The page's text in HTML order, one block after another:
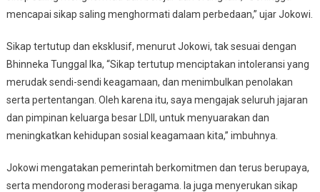
mencapai sikap saling menghormati dalam perbedaan,” ujar Jokowi.
Sikap tertutup dan eksklusif, menurut Jokowi, tak sesuai dengan
Bhinneka Tunggal Ika, “Sikap tertutup menciptakan intoleransi yang
merudak sendi-sendi keagamaan, dan menimbulkan penolakan
serta pertentangan. Oleh karena itu, saya mengajak seluruh jajaran
dan pimpinan keluarga besar LDII, untuk menyuarakan dan
meningkatkan kehidupan sosial keagamaan kita,” imbuhnya.
Jokowi mengatakan pemerintah berkomitmen dan terus berupaya,
serta mendorong moderasi beragama. Ia juga menyerukan sikap